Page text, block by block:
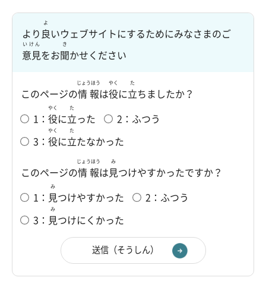
より 良
よ
いウェブサイトにするためにみなさまのご
意見
いけん
をお聞
き
かせください
このページの情報
じょうほう
は役
やく
に立
た
ちましたか？
1： 役
やく
に立
た
った
2：ふつう
3： 役
やく
に立
た
たなかった
このページの情報
じょうほう
は見
み
つけやすかったですか？
1： 見
み
つけやすかった
2：ふつう
3： 見
み
つけにくかった